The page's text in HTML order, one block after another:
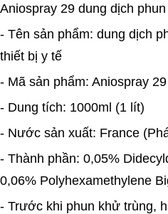
Aniospray 29 dung dịch
- Tên sản phẩm: dung dịch
thiết bị y tế
- Mã sản phẩm: Aniospray 29
- Dung tích: 1000ml (1 lít)
- Nước sản xuất: France
- Thành phần: 0,05%
0,06% Polyhexamethylene
- Trước khi phun khử trùng,